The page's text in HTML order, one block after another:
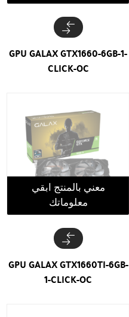
GPU GALAX GTX1660-6GB-1-
CLICK-OC
معني بالمنتج ابقي
معلوماتك
GPU GALAX GTX1660TI-6GB-
1-CLICK-OC